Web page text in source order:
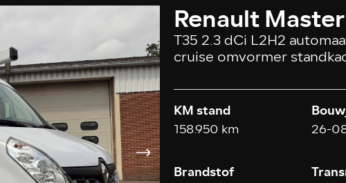
Renault Master
T35 2.3 dCi L2H2
cruise omvormer
KM stand
158.950 km 26-
Brandstof